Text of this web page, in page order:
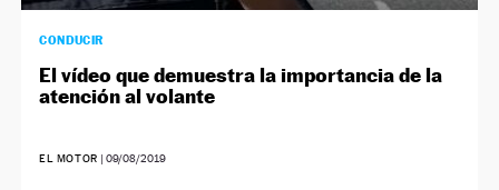
CONDUCIR
El vídeo que demuestra la importancia de la
atención al volante
EL MOTOR | 09/08/2019